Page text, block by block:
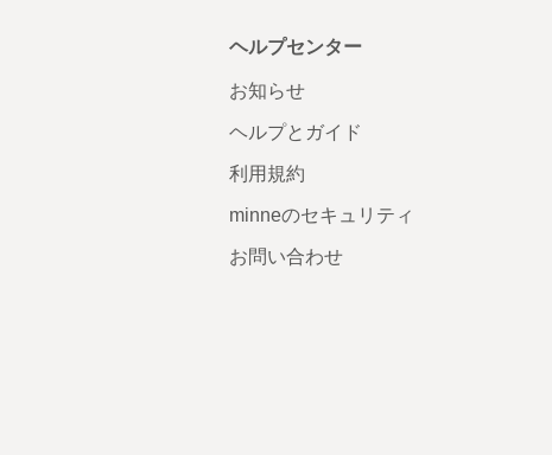
ヘルプセンター
お知らせ
ヘルプとガイド
利用規約
minneのセキュリティ
お問い合わせ